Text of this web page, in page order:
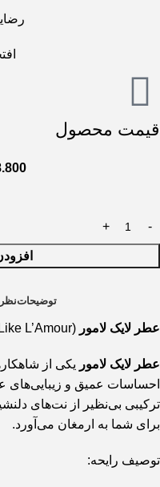
قیمت محصول
توضیحات
عطر لایک لامور (Like L’Amour) – عشق در هر قطره
عطر لایک لامور یکی از
احساسات عمیق و
ترکیبی بی‌نظیر از نت‌های
برای شما به ارمغان می‌آورد.
توصیف رایحه: